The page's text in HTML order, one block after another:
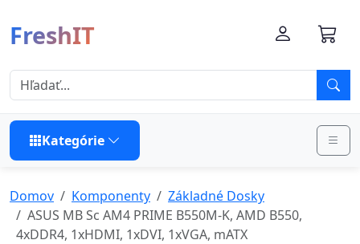
FreshIT
Kategórie
Domov Komponenty
Základné Dosky
ASUS MB Sc AM4 PRIME B550M-K, AMD B550,
4xDDR4, 1xHDMI, 1xDVI, 1xVGA, mATX